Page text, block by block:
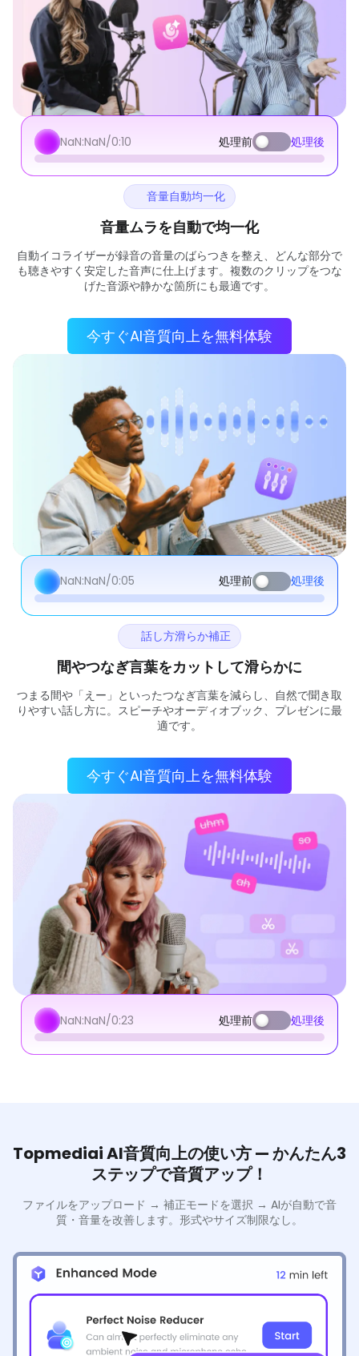
NaN:NaN/0:10 処理前 処理後
音量自動均一化
音量ムラを自動で均一化
自動イコライザーが録音の音量のばらつきを整え、どんな部分で
も聴きやすく安定した音声に仕上げます。複数のクリップをつな
げた音源や静かな箇所にも最適です。
今すぐAI音質向上を無料体験
NaN:NaN/0:05 処理前 処理後
話し方滑らか補正
間やつなぎ言葉をカットして滑らかに
つまる間や「えー」といったつなぎ言葉を減らし、自然で聞き取
りやすい話し方に。スピーチやオーディオブック、プレゼンに最
適です。
今すぐAI音質向上を無料体験
NaN:NaN/0:23 処理前 処理後
Topmediai AI音質向上の使い方 — かんたん3
ステップで音質アップ！
ファイルをアップロード → 補正モードを選択 → AIが自動で音
質・音量を改善します。形式やサイズ制限なし。